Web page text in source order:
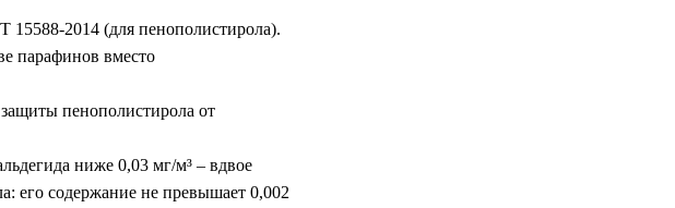
2014 (для пенополистирола).
парафинов вместо
пенополистирола от
ниже 0,03 мг/м³ – вдвое
его содержание не превышает 0,002